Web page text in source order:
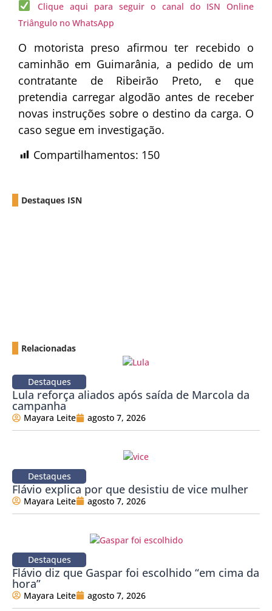
Clique aqui para seguir o canal do ISN Online
Triângulo no WhatsApp
O motorista preso afirmou ter recebido o
caminhão em Guimarânia, a pedido de um
contratante de Ribeirão Preto, e que
pretendia carregar algodão antes de receber
novas instruções sobre o destino da carga. O
caso segue em investigação.
Compartilhamentos: 150
Destaques ISN
Relacionadas
Destaques
Lula reforça aliados após saída de Marcola da
campanha
Mayara Leite agosto 7, 2026
Destaques
Flávio explica por que desistiu de vice mulher
Mayara Leite agosto 7, 2026
Destaques
Flávio diz que Gaspar foi escolhido “em cima da
hora”
Mayara Leite agosto 7, 2026